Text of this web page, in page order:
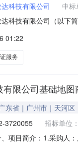
科技有限公司 中标
科技有限公司（以下
ISO270013)信息技
01:22
服务
有限公司基础地
广东省｜广州市｜天河区
3720055 招标单位：
项目简介：1.采购人